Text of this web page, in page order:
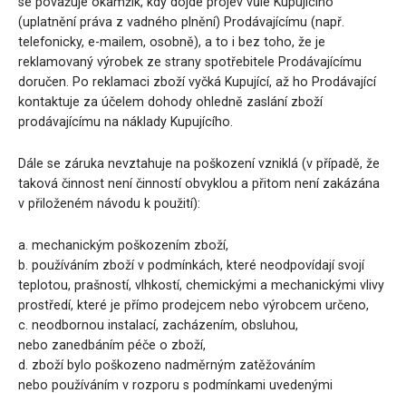
(uplatnění práva z vadného plnění) Prodávajícímu (např.
telefonicky, e-mailem, osobně), a to i bez toho, že je
reklamovaný výrobek ze strany spotřebitele Prodávajícímu
doručen. Po reklamaci zboží vyčká Kupující, až ho Prodávající
kontaktuje za účelem dohody ohledně zaslání zboží
prodávajícímu na náklady Kupujícího.
Dále se záruka nevztahuje na poškození vzniklá (v případě, že
taková činnost není činností obvyklou a přitom není zakázána
v přiloženém návodu k použití):
a. mechanickým poškozením zboží,
b. používáním zboží v podmínkách, které neodpovídají svojí
teplotou, prašností, vlhkostí, chemickými a mechanickými vlivy
prostředí, které je přímo prodejcem nebo výrobcem určeno,
c. neodbornou instalací, zacházením, obsluhou,
nebo zanedbáním péče o zboží,
d. zboží bylo poškozeno nadměrným zatěžováním
nebo používáním v rozporu s podmínkami uvedenými